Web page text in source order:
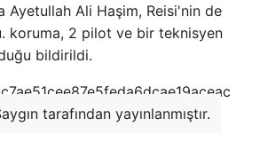
Ayetullah Ali Haşim, Reisi'nin de
koruma, 2 pilot ve bir teknisyen
bildirildi.
tarafından yayınlanmıştır.